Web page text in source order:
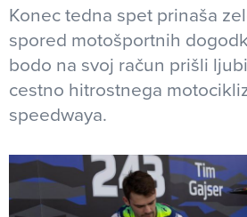
Konec tedna spet prinaša
spored motošportnih
bodo na svoj račun prišli
cestno hitrostnega
speedwaya.